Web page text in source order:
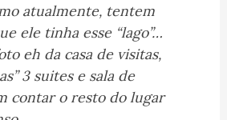
atualmente, tentem
ele tinha esse “lago”…
eh da casa de visitas,
3 suites e sala de
contar o resto do lugar